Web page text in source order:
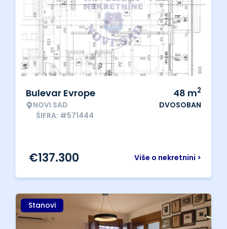
Bulevar Evrope
NOVI SAD
ŠIFRA: #571444
48 m2
DVOSOBAN
Više o nekretnini >
€137.300
Stanovi